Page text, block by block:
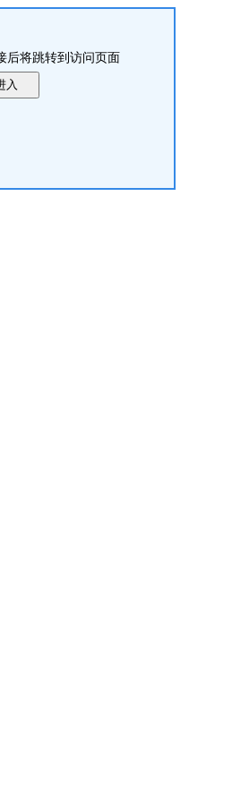
后将跳转到访问页面